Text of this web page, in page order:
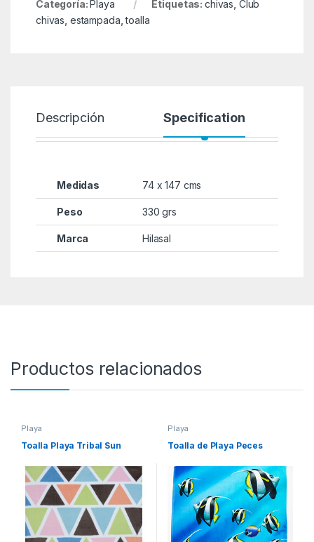
Categoría: Playa Etiquetas: chivas Club
chivas estampada ,toalla
Descripción Specification
Medidas 74 x 147 cms
Peso 330 grs
Marca Hilasal
Productos relacionados
Playa
Toalla Playa Tribal Sun
Playa
Toalla de Playa Peces